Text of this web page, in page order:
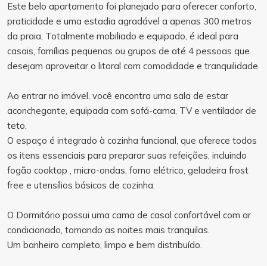
Este belo apartamento foi planejado para oferecer conforto,
praticidade e uma estadia agradável a apenas 300 metros
da praia, Totalmente mobiliado e equipado, é ideal para
casais, famílias pequenas ou grupos de até 4 pessoas que
desejam aproveitar o litoral com comodidade e tranquilidade.
Ao entrar no imóvel, você encontra uma sala de estar
aconchegante, equipada com sofá-cama, TV e ventilador de
teto.
O espaço é integrado à cozinha funcional, que oferece todos
os itens essenciais para preparar suas refeições, incluindo
fogão cooktop , micro-ondas, forno elétrico, geladeira frost
free e utensílios básicos de cozinha.
O Dormitório possui uma cama de casal confortável com ar
condicionado, tornando as noites mais tranquilas.
Um banheiro completo, limpo e bem distribuído.